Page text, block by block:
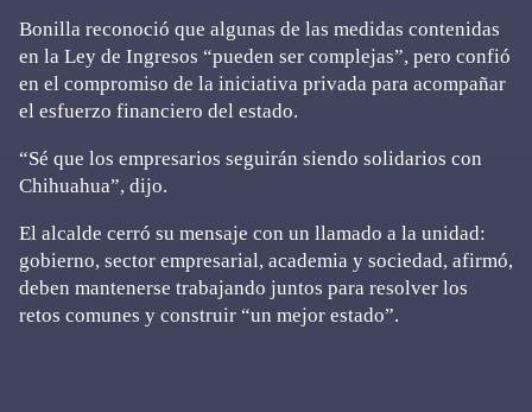
Bonilla reconoció que algunas de las medidas contenidas
en la Ley de Ingresos “pueden ser complejas”, pero confió
en el compromiso de la iniciativa privada para acompañar
el esfuerzo financiero del estado.
“Sé que los empresarios seguirán siendo solidarios con
Chihuahua”, dijo.
El alcalde cerró su mensaje con un llamado a la unidad:
gobierno, sector empresarial, academia y sociedad, afirmó,
deben mantenerse trabajando juntos para resolver los
retos comunes y construir “un mejor estado”.